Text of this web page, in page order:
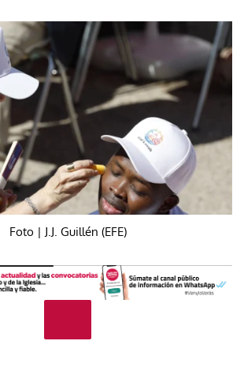
Foto | J.J. Guillén (EFE)